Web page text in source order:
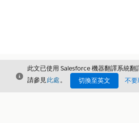
結束
此文已使用 Salesforce 機器翻譯系統翻
請參見此處。 切換至英文 不